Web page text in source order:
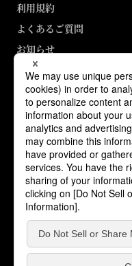
利用規約
よくあるご質問
お知らせ
ABJマークは、この電
テンツ使用許諾を得た
番号 第6091713号）で
流通協議会］で検索し